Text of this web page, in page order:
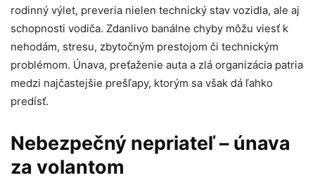
rodinný výlet, preveria nielen technický stav vozidla, ale aj
schopnosti vodiča. Zdanlivo banálne chyby môžu viesť k
nehodám, stresu, zbytočným prestojom či technickým
problémom. Únava, preťaženie auta a zlá organizácia patria
medzi najčastejšie prešľapy, ktorým sa však dá ľahko
predísť.
Nebezpečný nepriateľ – únava
za volantom